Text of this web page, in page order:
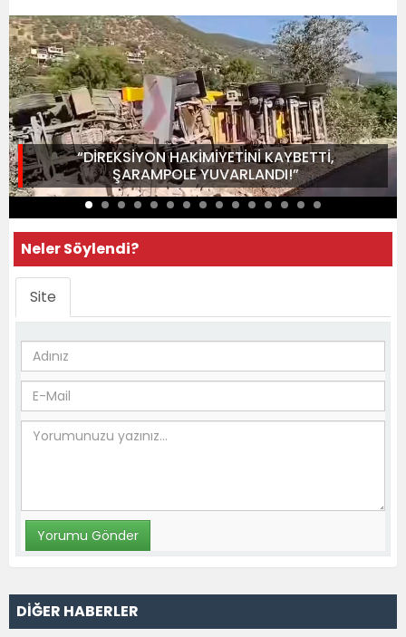
“DİREKSİYON HAKİMİYETİNİ KAYBETTİ,
ŞARAMPOLE YUVARLANDI!”
Neler Söylendi?
Site
DİĞER HABERLER